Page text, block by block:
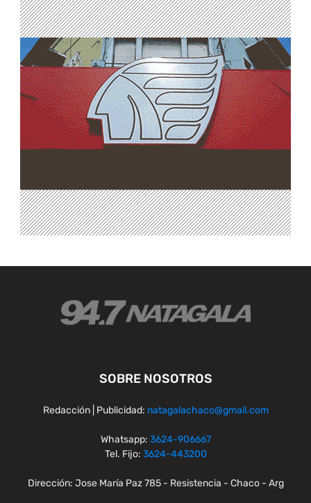
SOBRE NOSOTROS
Redacción | Publicidad: natagalachaco@gmail.com
Whatsapp: 3624-906667
Tel. Fijo: 3624-443200
Dirección: Jose María Paz 785 - Resistencia - Chaco - Arg